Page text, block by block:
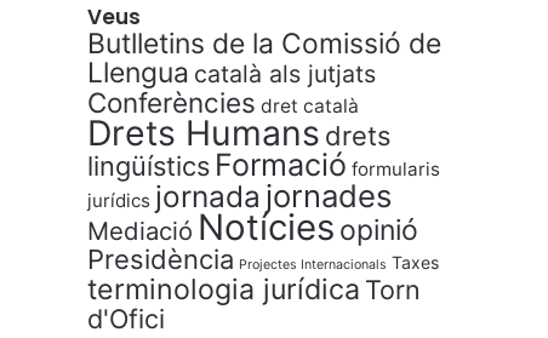
Veus
Butlletins de la Comissió de
Llengua català als jutjats
Conferències dret català
Drets Humans drets
lingüístics Formació formularis
jurídics jornada jornades
Mediació Notícies opinió
Presidència Projectes Internacionals Taxes
terminologia jurídica Torn
d'Ofici